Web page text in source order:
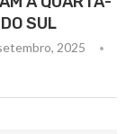
SUL
2025